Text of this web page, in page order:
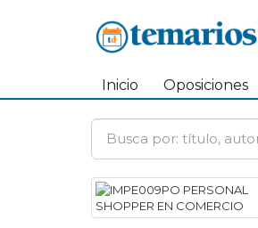
Inicio Oposiciones